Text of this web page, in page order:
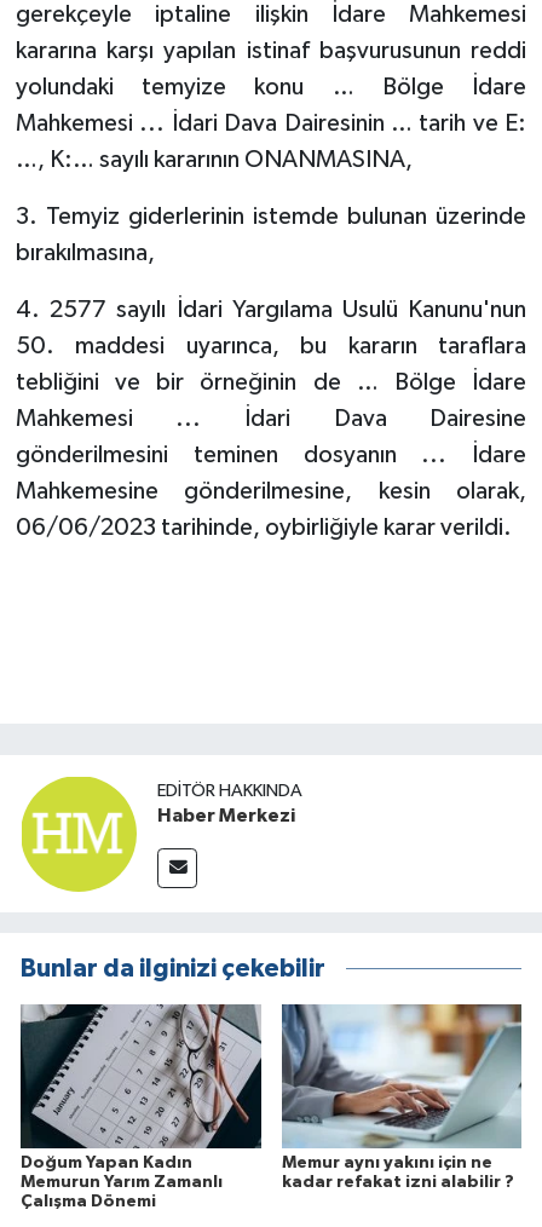
gerekçeyle iptaline ilişkin İdare Mahkemesi
kararına karşı yapılan istinaf başvurusunun reddi
yolundaki temyize konu … Bölge İdare
Mahkemesi ... İdari Dava Dairesinin … tarih ve E:
…, K:… sayılı kararının ONANMASINA,
3. Temyiz giderlerinin istemde bulunan üzerinde
bırakılmasına,
4. 2577 sayılı İdari Yargılama Usulü Kanunu'nun
50. maddesi uyarınca, bu kararın taraflara
tebliğini ve bir örneğinin de … Bölge İdare
Mahkemesi ... İdari Dava Dairesine
gönderilmesini teminen dosyanın ... İdare
Mahkemesine gönderilmesine, kesin olarak,
06/06/2023 tarihinde, oybirliğiyle karar verildi.
EDITÖR HAKKINDA
Haber Merkezi
Bunlar da ilginizi çekebilir
Doğum Yapan Kadın
Memurun Yarım Zamanlı
Çalışma Dönemi
Memur aynı yakını için ne
kadar refakat izni alabilir ?